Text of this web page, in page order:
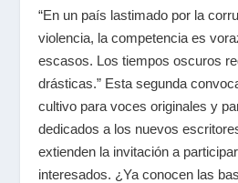
“En un país lastimado por la
violencia, la competencia es
escasos. Los tiempos oscuros
drásticas.” Esta segunda
cultivo para voces originales y
dedicados a los nuevos
extienden la invitación a
interesados. ¿Ya conocen las